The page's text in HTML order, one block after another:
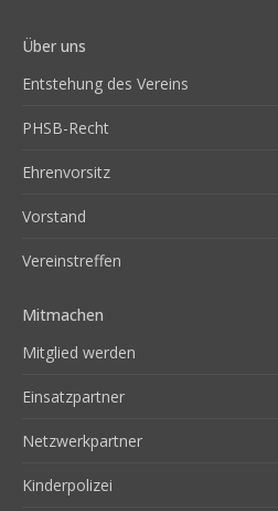
Über uns
Entstehung des Vereins
PHSB-Recht
Ehrenvorsitz
Vorstand
Vereinstreffen
Mitmachen
Mitglied werden
Einsatzpartner
Netzwerkpartner
Kinderpolizei